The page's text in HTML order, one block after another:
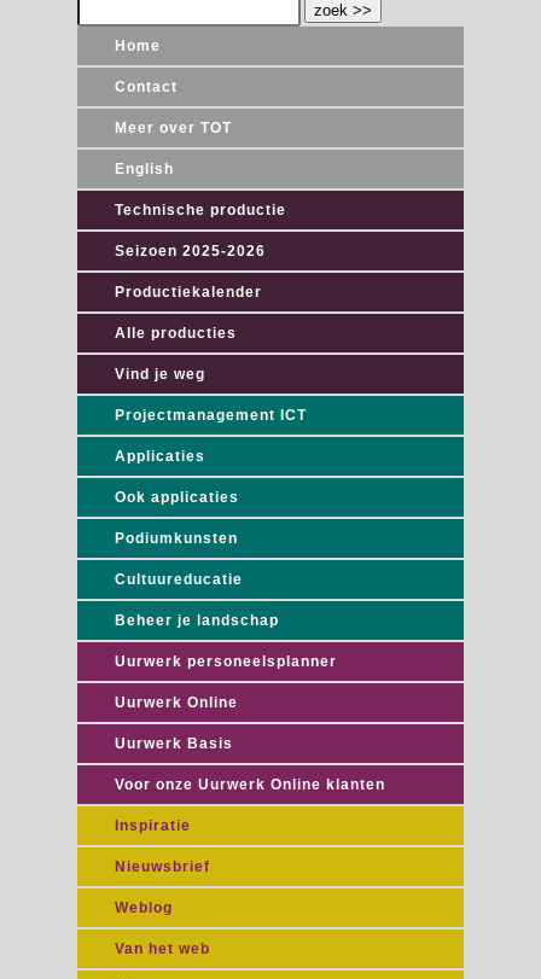
Home
Contact
Meer over TOT
English
Technische productie
Seizoen 2025-2026
Productiekalender
Alle producties
Vind je weg
Projectmanagement ICT
Applicaties
Ook applicaties
Podiumkunsten
Cultuureducatie
Beheer je landschap
Uurwerk personeelsplanner
Uurwerk Online
Uurwerk Basis
Voor onze Uurwerk Online klanten
Inspiratie
Nieuwsbrief
Weblog
Van het web